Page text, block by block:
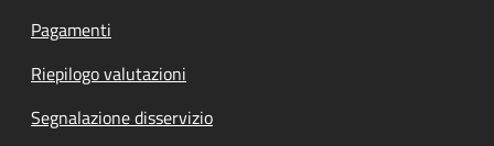
Pagamenti
Riepilogo valutazioni
Segnalazione disservizio